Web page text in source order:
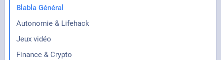
Blabla Général
Autonomie & Lifehack
Jeux vidéo
Finance & Crypto